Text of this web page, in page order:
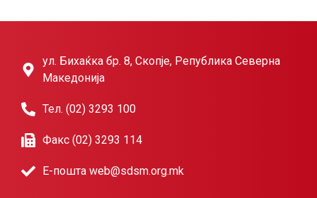
ул. Бихаќка бр. 8, Скопје, Република Северна
Македонија
Тел. (02) 3293 100
Факс (02) 3293 114
Е-пошта web@sdsm.org.mk